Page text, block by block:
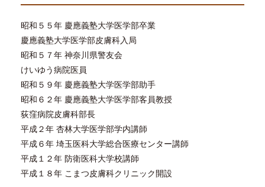
昭和５５年 慶應義塾大学医学部卒業
慶應義塾大学医学部皮膚科入局
昭和５７年 神奈川県警友会
けいゆう病院医員
昭和５９年 慶應義塾大学医学部助手
昭和６２年 慶應義塾大学医学部客員教授
荻窪病院皮膚科部長
平成２年 杏林大学医学部学内講師
平成６年 埼玉医科大学総合医療センター講師
平成１２年 防衛医科大学校講師
平成１８年 こまつ皮膚科クリニック開設